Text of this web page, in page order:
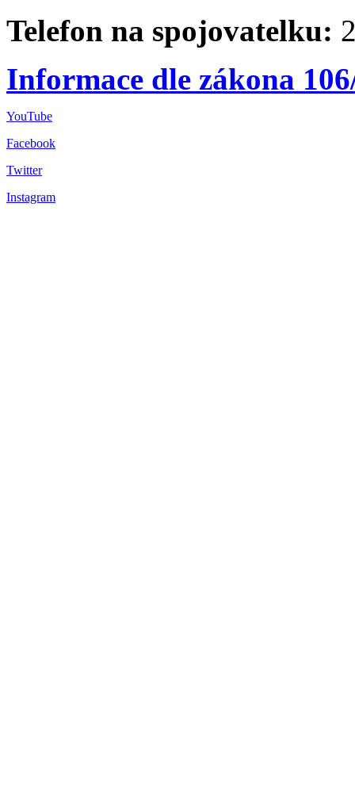
Telefon na spojovatelku:
Informace dle zákona
YouTube
Facebook
Twitter
Instagram